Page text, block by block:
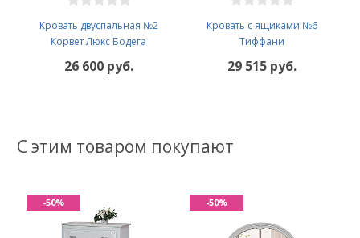
Кровать двуспальная №2
Корвет Люкс Бодега
26 600 руб.
Кровать с ящиками №6
Тиффани
29 515 руб.
С этим товаром покупают
-50% -50%